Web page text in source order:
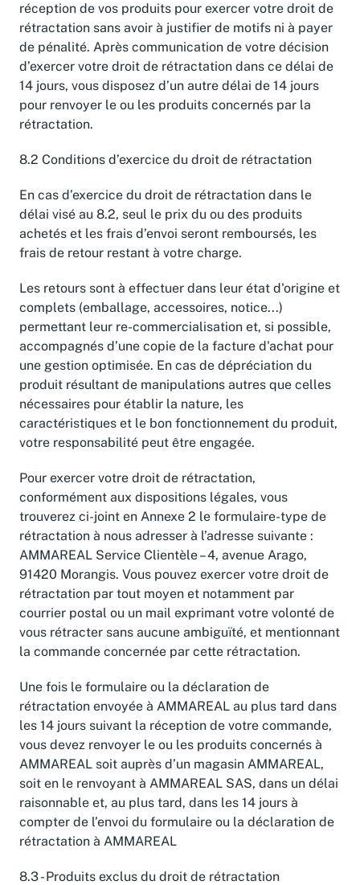
réception de vos produits pour exercer votre droit de
rétractation sans avoir à justifier de motifs ni à payer
de pénalité. Après communication de votre décision
d’exercer votre droit de rétractation dans ce délai de
14 jours, vous disposez d’un autre délai de 14 jours
pour renvoyer le ou les produits concernés par la
rétractation.
8.2 Conditions d’exercice du droit de rétractation
En cas d’exercice du droit de rétractation dans le
délai visé au 8.2, seul le prix du ou des produits
achetés et les frais d’envoi seront remboursés, les
frais de retour restant à votre charge.
Les retours sont à effectuer dans leur état d'origine et
complets (emballage, accessoires, notice...)
permettant leur re-commercialisation et, si possible,
accompagnés d’une copie de la facture d'achat pour
une gestion optimisée. En cas de dépréciation du
produit résultant de manipulations autres que celles
nécessaires pour établir la nature, les
caractéristiques et le bon fonctionnement du produit,
votre responsabilité peut être engagée.
Pour exercer votre droit de rétractation,
conformément aux dispositions légales, vous
trouverez ci-joint en Annexe 2 le formulaire-type de
rétractation à nous adresser à l’adresse suivante :
AMMAREAL Service Clientèle – 4, avenue Arago,
91420 Morangis. Vous pouvez exercer votre droit de
rétractation par tout moyen et notamment par
courrier postal ou un mail exprimant votre volonté de
vous rétracter sans aucune ambiguïté, et mentionnant
la commande concernée par cette rétractation.
Une fois le formulaire ou la déclaration de
rétractation envoyée à AMMAREAL au plus tard dans
les 14 jours suivant la réception de votre commande,
vous devez renvoyer le ou les produits concernés à
AMMAREAL soit auprès d’un magasin AMMAREAL,
soit en le renvoyant à AMMAREAL SAS, dans un délai
raisonnable et, au plus tard, dans les 14 jours à
compter de l’envoi du formulaire ou la déclaration de
rétractation à AMMAREAL
8.3 - Produits exclus du droit de rétractation